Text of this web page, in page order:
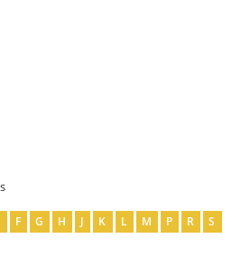
F G H J K L M P R
S